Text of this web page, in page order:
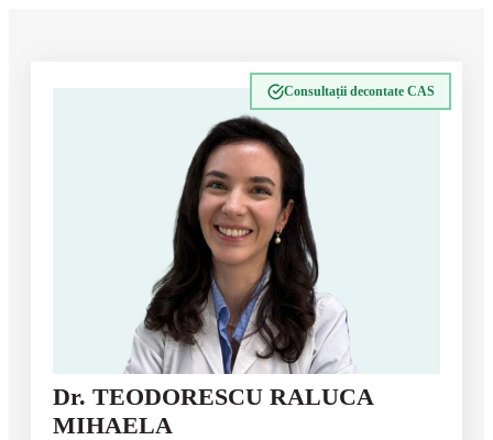
Consultații decontate CAS
Dr. TEODORESCU RALUCA
MIHAELA